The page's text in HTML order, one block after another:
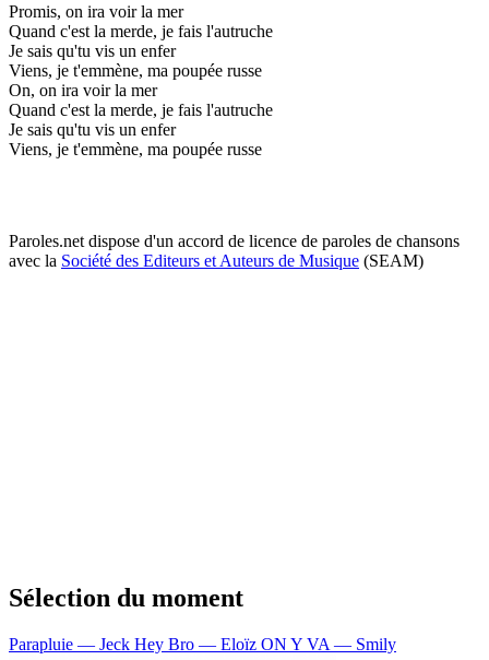
Promis, on ira voir la mer
Quand c'est la merde, je fais l'autruche
Je sais qu'tu vis un enfer
Viens, je t'emmène, ma poupée russe
On, on ira voir la mer
Quand c'est la merde, je fais l'autruche
Je sais qu'tu vis un enfer
Viens, je t'emmène, ma poupée russe
Paroles.net dispose d'un accord de licence de paroles de chansons
avec la Société des Editeurs et Auteurs de Musique (SEAM)
Sélection du moment
Parapluie — Jeck Hey Bro — Eloïz ON Y VA — Smily